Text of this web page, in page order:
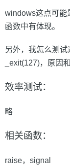
windows这点可能
函数中有体现。
另外，我怎么测
_exit(127)，原因
效率测试：
略
相关函数：
raise，signal